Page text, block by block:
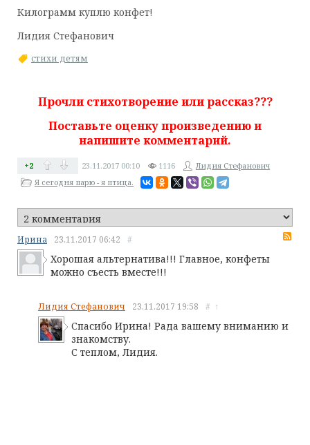
Килограмм куплю конфет!
Лидия Стефанович
стихи детям
Прочли стихотворение или рассказ???
Поставьте оценку произведению и
напишите комментарий.
+2 23.11.2017 00:10 1116
Лидия Стефанович
Я сегодня парю - я птица.
Ирина 23.11.2017 06:42 #
Хорошая альтернатива!!! Главное, конфеты
можно съесть вместе!!!
Лидия Стефанович 23.11.2017 19:58 # ↑
Спасибо Ирина! Рада вашему вниманию и
знакомству.
С теплом, Лидия.